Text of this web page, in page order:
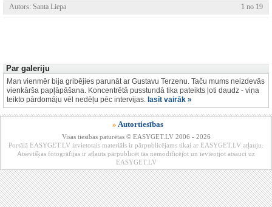
Autors: Santa Liepa 1 no 19
Par galeriju
Man vienmēr bija gribējies parunāt ar Gustavu Terzenu. Taču mums neizdevās
vienkārša papļāpāšana. Koncentrētā pusstundā tika pateikts ļoti daudz - viņa
teikto pārdomāju vēl nedēļu pēc intervijas. lasīt vairāk »
» Autortiesības
Visas tiesības paturētas © EASYGET.LV 2006 - 2026
Portālā EASYGET.LV izvietotais materiāls ir pārpublicējams tikai ar EASYGET.LV atļauju.
Atsevišķas fotogrāfijas ir atļauts pārpublicēt tās nemodificējot un ievieotjot atsauci uz
EASYGET.LV